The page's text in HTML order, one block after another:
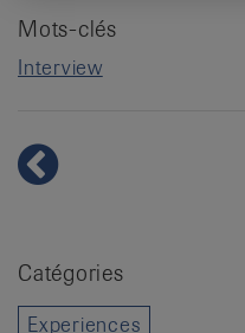
Mots-clés
Interview
Catégories
Experiences